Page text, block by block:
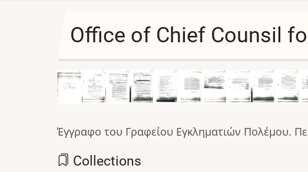
Office of Chief Counsil
ImageImageImageImageImageImageImageImageImageImage
Έγγραφο του Γραφείου Εγκληματιών Πολέμου.
Collections